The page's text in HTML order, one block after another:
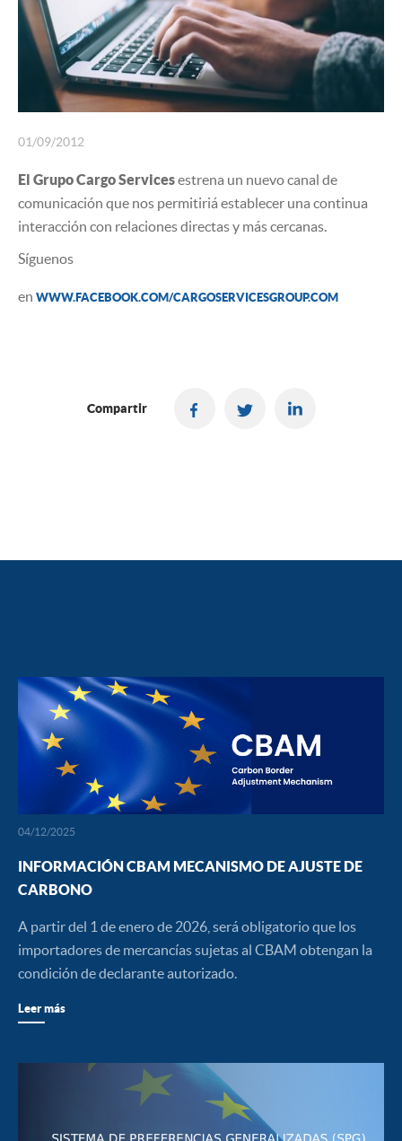
SEGUROS
01/09/2012
El Grupo Cargo Servicesestrena un nuevo canal de
comunicación que nos permitiriá establecer una continua
interacción con relaciones directas y más cercanas.
Síguenos
en WWW.FACEBOOK.COM/CARGOSERVICESGROUP.COM
Compartir
04/12/2025
INFORMACIÓN CBAM MECANISMO DE AJUSTE DE
CARBONO
A partir del 1 de enero de 2026, será obligatorio que los
importadores de mercancías sujetas al CBAM obtengan la
condición de declarante autorizado.
Leer más